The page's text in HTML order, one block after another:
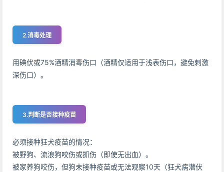
2.消毒处理
用碘伏或75%酒精消毒伤口（酒精仅适用于浅表伤口，避免刺激
深伤口）。
3.判断是否接种疫苗
必须接种狂犬疫苗的情况：
被野狗、流浪狗咬伤或抓伤（即使无出血）。
被家养狗咬伤，但狗未接种疫苗或无法观察10天（狂犬病潜伏